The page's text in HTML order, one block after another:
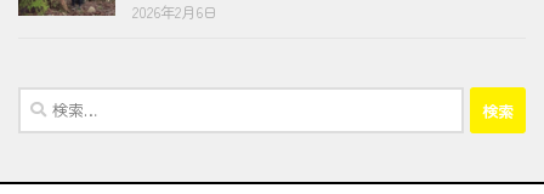
2026年2月6日
検
索: